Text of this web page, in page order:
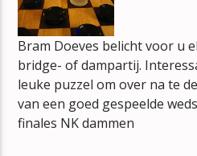
mz-radio
Bram Doeves belicht voor u
bridge- of dampartij.
leuke puzzel om over na te
van een goed gespeelde
finales NK dammen